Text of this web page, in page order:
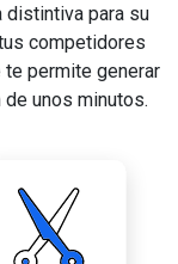
distintiva para su
competidores
te permite generar
unos minutos.